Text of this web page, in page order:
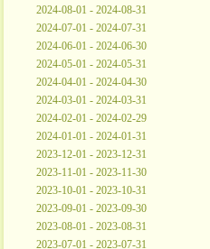
2024-08-01 - 2024-08-31
2024-07-01 - 2024-07-31
2024-06-01 - 2024-06-30
2024-05-01 - 2024-05-31
2024-04-01 - 2024-04-30
2024-03-01 - 2024-03-31
2024-02-01 - 2024-02-29
2024-01-01 - 2024-01-31
2023-12-01 - 2023-12-31
2023-11-01 - 2023-11-30
2023-10-01 - 2023-10-31
2023-09-01 - 2023-09-30
2023-08-01 - 2023-08-31
2023-07-01 - 2023-07-31